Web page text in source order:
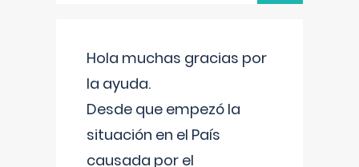
Hola muchas gracias por
la ayuda.
Desde que empezó la
situación en el País
causada por el